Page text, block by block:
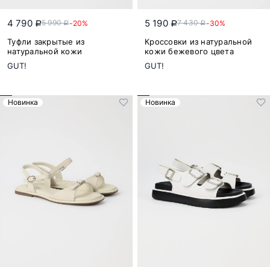
4 790 a5 990a-20%
Туфли закрытые из
натуральной кожи
GUT!
5 190 a7 430a-30%
Кроссовки из натуральной
кожи бежевого цвета
GUT!
Новинка Новинка